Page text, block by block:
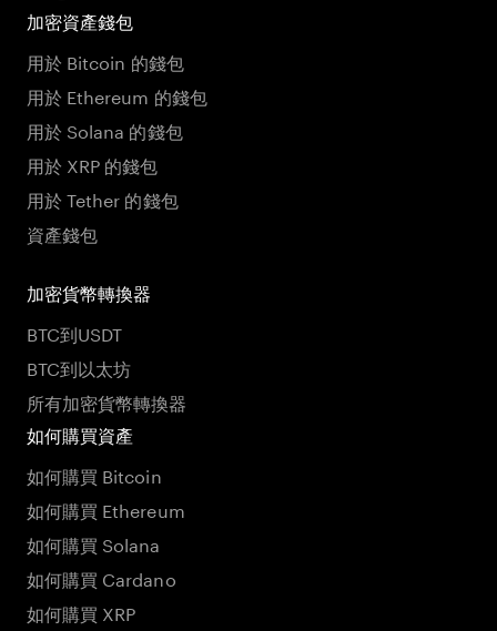
加密資產錢包
用於 Bitcoin 的錢包
用於 Ethereum 的錢包
用於 Solana 的錢包
用於 XRP 的錢包
用於 Tether 的錢包
資產錢包
加密貨幣轉換器
BTC到USDT
BTC到以太坊
所有加密貨幣轉換器
如何購買資產
如何購買 Bitcoin
如何購買 Ethereum
如何購買 Solana
如何購買 Cardano
如何購買 XRP